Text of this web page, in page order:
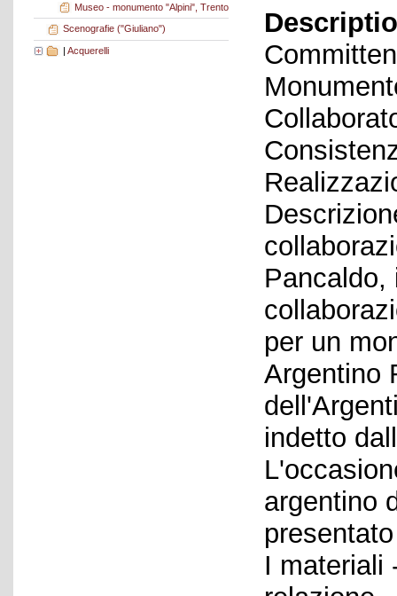
Museo - monumento "Alpini", Trento
Scenografie ("Giuliano")
| Acquerelli
Pancaldo,
per un
Argentino
indetto
argentino
I materiali